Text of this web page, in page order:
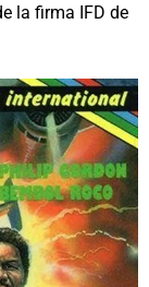
la firma IFD de